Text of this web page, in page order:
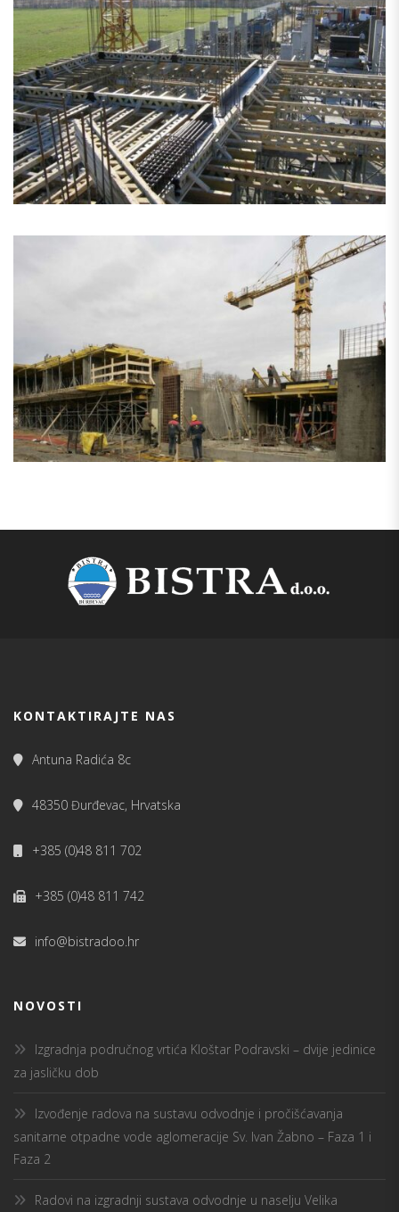
KONTAKTIRAJTE NAS
Antuna Radića 8c
48350 Đurđevac, Hrvatska
+385 (0)48 811 702
+385 (0)48 811 742
info@bistradoo.hr
NOVOSTI
Izgradnja područnog vrtića Kloštar Podravski – dvije jedinice
za jasličku dob
Izvođenje radova na sustavu odvodnje i pročišćavanja
sanitarne otpadne vode aglomeracije Sv. Ivan Žabno – Faza 1 i
Faza 2
Radovi na izgradnji sustava odvodnje u naselju Velika